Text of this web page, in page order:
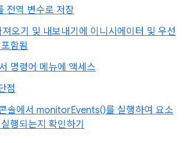
전역 변수로 저장
오기 및 내보내기에 이니시에이터 및 우선
함됨
명령어 메뉴에 액세스
점
솔에서 monitorEvents()를 실행하여 요소
행되는지 확인하기